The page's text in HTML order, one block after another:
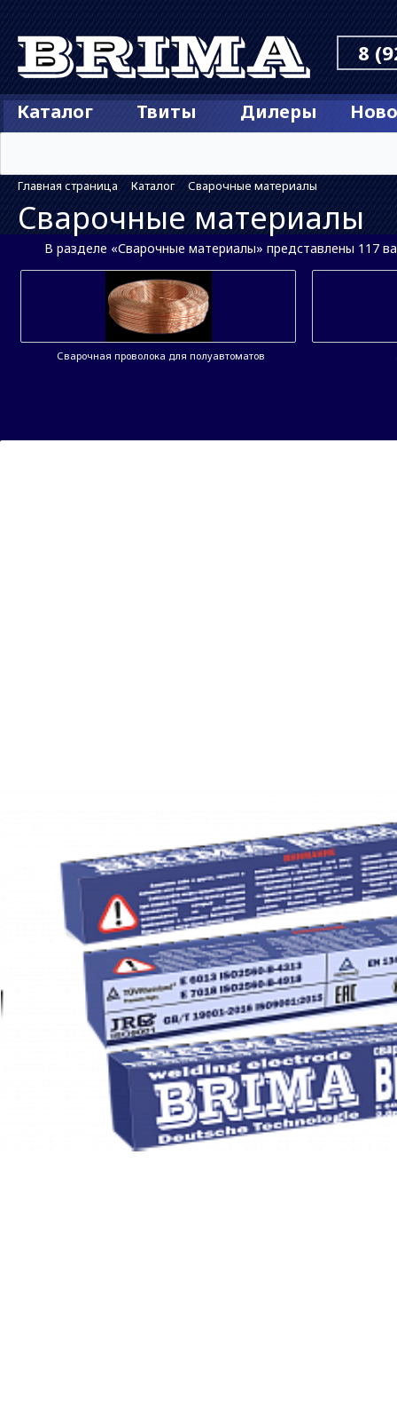
8
Каталог Твиты Дилеры
Главная страница Каталог Сварочные материалы
Сварочные материалы
В разделе «Сварочные материалы» представлены 117
Сварочная проволока для полуавтоматов